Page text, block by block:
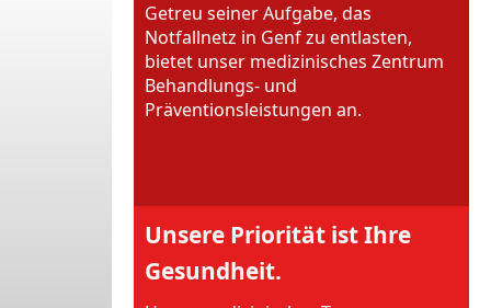
Getreu seiner Aufgabe, das
Notfallnetz in Genf zu entlasten,
bietet unser medizinisches Zentrum
Behandlungs- und
Präventionsleistungen an.
Unsere Priorität ist Ihre
Gesundheit.